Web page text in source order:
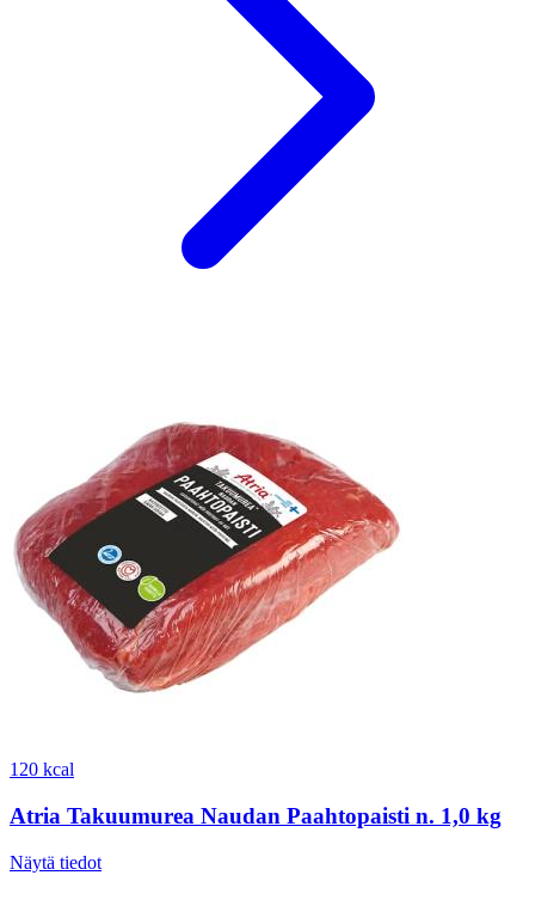
120 kcal
Atria Takuumurea Naudan Paahtopaisti n. 1,0 kg
Näytä tiedot